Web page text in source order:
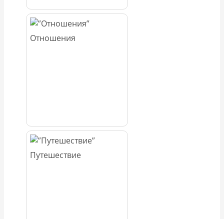
Отношения
Путешествие